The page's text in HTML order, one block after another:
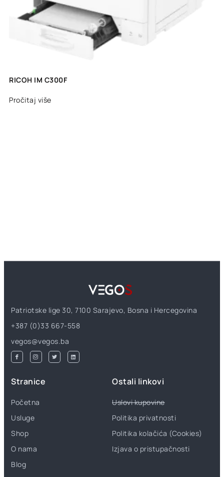
RICOH IM C300F
Pročitaj više
Patriotske lige 30, 7100 Sarajevo, Bosna i Hercegovina
+387 (0)33 667-558
vegos@vegos.ba
Stranice
Početna
Usluge
Shop
O nama
Blog
Ostali linkovi
Uslovi kupovine
Politika privatnosti
Politika kolačića (Cookies)
Izjava o pristupačnosti